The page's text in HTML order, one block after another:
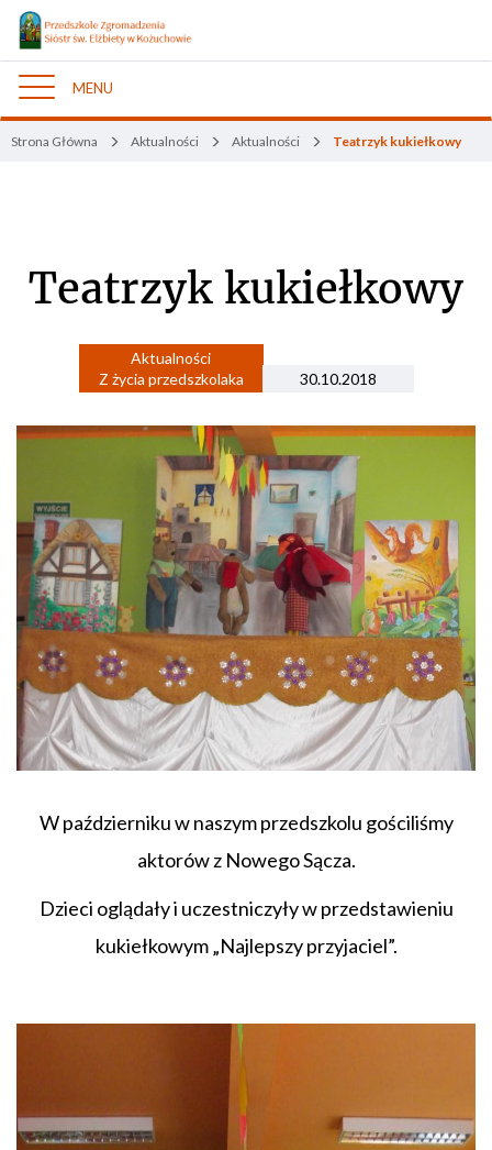
Nawigacja
MENU
Strona Główna Aktualności Aktualności Teatrzyk kukiełkowy
Teatrzyk kukiełkowy
Aktualności
Z życia przedszkolaka
30.10.2018
W październiku w naszym przedszkolu gościliśmy
aktorów z Nowego Sącza.
Dzieci oglądały i uczestniczyły w przedstawieniu
kukiełkowym „Najlepszy przyjaciel”.